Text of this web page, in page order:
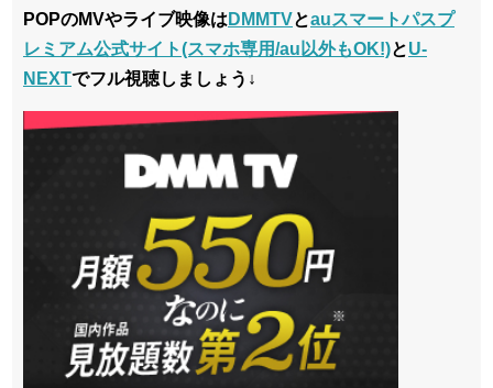
POPのMVやライブ映像は DMMTVとauスマートパスプ
レミアム公式サイト(スマホ専用/au以外もOK!)とU-
NEXTでフル視聴しましょう↓